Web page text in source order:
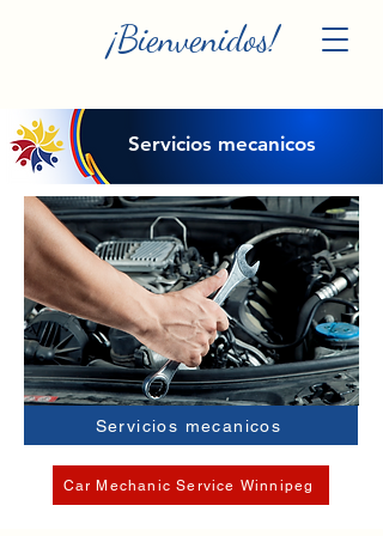
¡Bienvenidos!
Servicios mecanicos
Servicios mecanicos
Car Mechanic Service Winnipeg